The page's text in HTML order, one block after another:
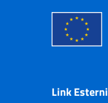
Link Esterni